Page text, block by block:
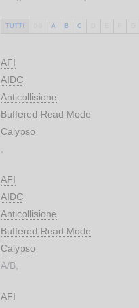
TUTTI A B C
AFI
AIDC
Anticollisione
Buffered Read Mode
Calypso
AFI
AIDC
Anticollisione
Buffered Read Mode
Calypso
A/B,
AFI